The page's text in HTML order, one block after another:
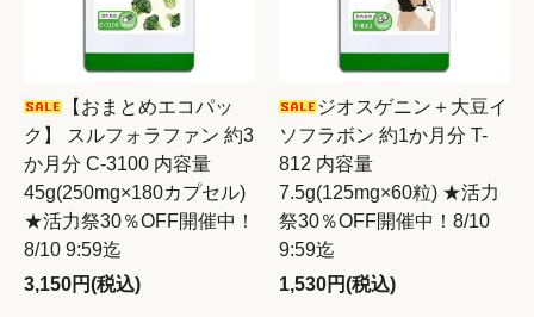
【おまとめエコパッ
ク】 スルフォラファン 約3
か月分 C-3100 内容量
45g(250mg×180カプセル)
★活力祭30％OFF開催中！
8/10 9:59迄
3,150円(税込)
ジオスゲニン＋大豆イ
ソフラボン 約1か月分 T-
812 内容量
7.5g(125mg×60粒) ★活力
祭30％OFF開催中！8/10
9:59迄
1,530円(税込)